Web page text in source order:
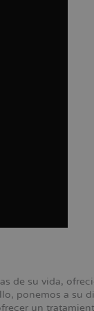
de su vida,
ponemos a su
un